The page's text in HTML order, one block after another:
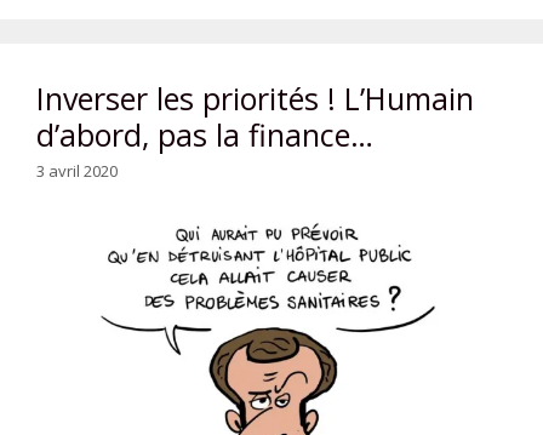
Inverser les priorités ! L’Humain
d’abord, pas la finance…
3 avril 2020